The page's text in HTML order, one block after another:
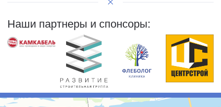
Наши партнеры и спонсоры: